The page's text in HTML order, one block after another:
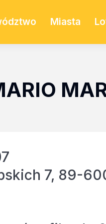
Miasta
7, 89-